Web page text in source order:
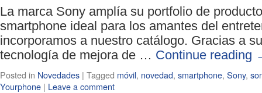
La marca Sony amplía su portfolio de
smartphone ideal para los amantes del
incorporamos a nuestro catálogo. Gracias a
tecnología de mejora de … Continue reading
Posted in Novedades | Tagged móvil, novedad, smartphone, Sony,
Yourphone | Leave a comment